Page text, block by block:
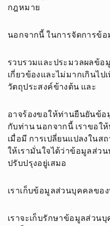
กฎหมาย
นอกจากนี้ ในการจัดการข้
รวบรวมและประมวลผลข้อ
เกี่ยวข้องและไม่มากเกินไป
วัตถุประสงค์ข้างต้น และ
อาจร้องขอให้ท่านยืนยันข้อ
กับท่าน นอกจากนี้ เราขอใ
เมื่อมี การเปลี่ยนแปลงในส
ให้เรามั่นใจได้ว่าข้อมูลส่ว
ปรับปรุงอยู่เสมอ
เราเก็บข้อมูลส่วนบุคคลขอ
เราจะเก็บรักษาข้อมูลส่วน